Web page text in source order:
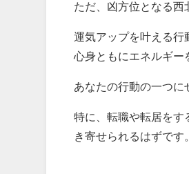
ただ、凶方位となる西
運気アップを叶える行
心身ともにエネルギー
あなたの行動の一つに
特に、転職や転居をす
き寄せられるはずです